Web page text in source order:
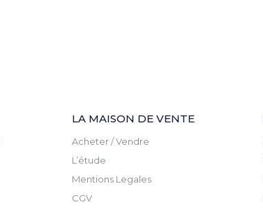
LA MAISON DE VENTE
Acheter / Vendre
L’étude
Mentions Legales
CGV